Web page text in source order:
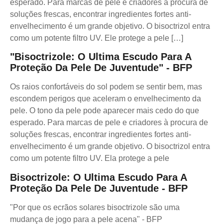
esperado. Para marcas de pele e criadores à procura de
soluções frescas, encontrar ingredientes fortes anti-
envelhecimento é um grande objetivo. O bisoctrizol entra
como um potente filtro UV. Ele protege a pele […]
"Bisoctrizole: O Ultima Escudo Para A
Proteção Da Pele De Juventude" - BFP
Os raios confortáveis do sol podem se sentir bem, mas
escondem perigos que aceleram o envelhecimento da
pele. O tono da pele pode aparecer mais cedo do que
esperado. Para marcas de pele e criadores à procura de
soluções frescas, encontrar ingredientes fortes anti-
envelhecimento é um grande objetivo. O bisoctrizol entra
como um potente filtro UV. Ela protege a pele
Bisoctrizole: O Ultima Escudo Para A
Proteção Da Pele De Juventude - BFP
"Por que os ecrãos solares bisoctrizole são uma
mudança de jogo para a pele acena" - BFP